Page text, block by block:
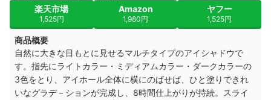
楽天市場
1,525円
Amazon
1,980円
ヤフー
1,525円
商品概要
自然に大きな目もとに見せるマルチタイプのアイシャドウで
す。指先にライトカラー・ミディアムカラー・ダークカラーの
3色をとり、アイホール全体に横にのばせば、ひと塗りできれ
いなグラデ－ションが完成し、8時間仕上がりが持続。スライ